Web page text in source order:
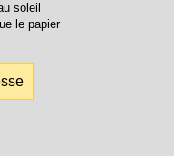
soleil
le papier